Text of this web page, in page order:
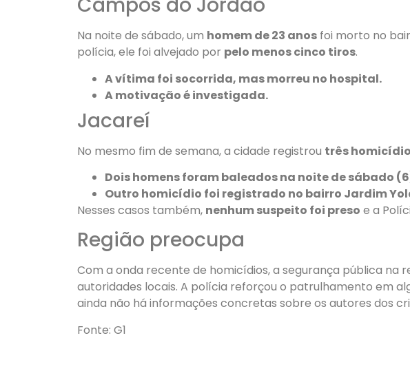
Na noite de sábado, um homem de 23 anos foi morto no
polícia, ele foi alvejado por pelo menos cinco tiros.
A vítima foi socorrida, mas morreu no hospital.
A motivação é investigada.
Jacareí
No mesmo fim de semana, a cidade registrou três
Dois homens foram baleados na noite de sábado
Outro homicídio foi registrado no bairro Jardim
Nesses casos também, nenhum suspeito foi preso e a
Região preocupa
Com a onda recente de homicídios, a segurança pública na
autoridades locais. A polícia reforçou o patrulhamento em
ainda não há informações concretas sobre os autores dos
Fonte: G1